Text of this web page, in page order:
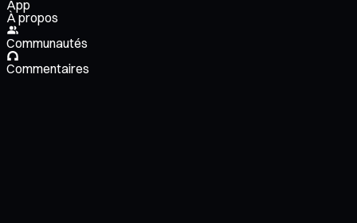
App
À propos
Communautés
Commentaires